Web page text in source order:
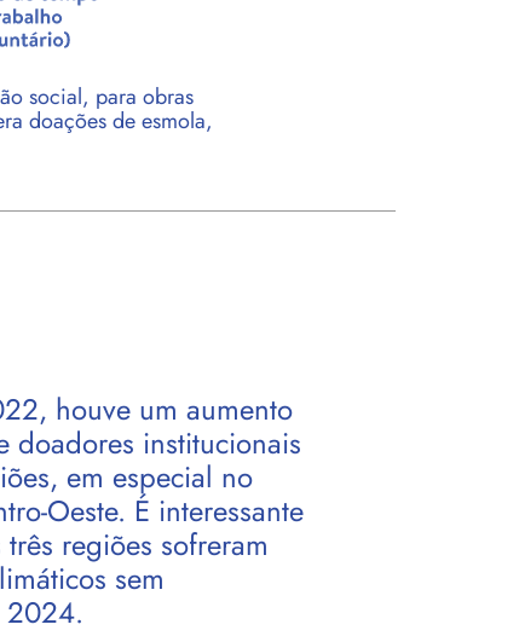
social, para obras
doações de esmola,
houve um aumento
doadores institucionais
em especial no
Oeste. É interessante
regiões sofreram
sem
2024.